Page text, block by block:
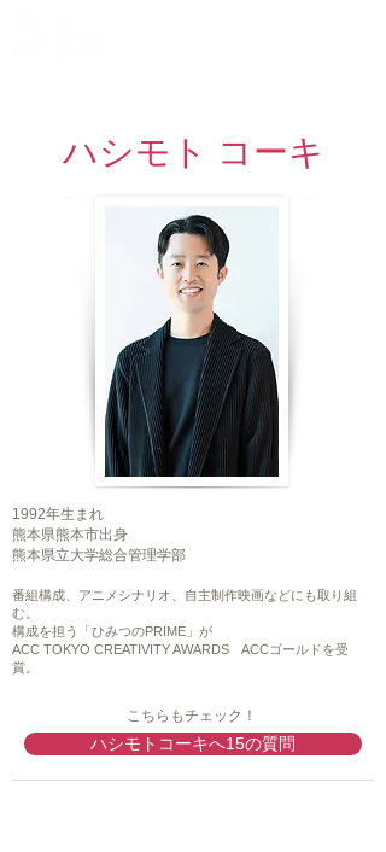
ハシモト コーキ
1992年生まれ
熊本県熊本市出身
熊本県立大学総合管理学部
番組構成、アニメシナリオ、自主制作映画などにも取り組
む。
構成を担う「ひみつのPRIME」が
ACC TOKYO CREATIVITY AWARDS ACCゴールドを受
賞。
こちらもチェック！
ハシモトコーキへ15の質問